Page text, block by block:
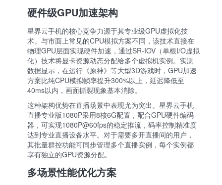
硬件级GPU加速架构
星界云手机的核心竞争力源于其专业级GPU虚拟化技
术。与市面上常见的CPU模拟方案不同，该技术直接在
物理GPU层面实现硬件加速，通过SR-IOV（单根I/O虚拟
化）技术将显卡资源动态分配给多个虚拟机实例。实测
数据显示，在运行《原神》等大型3D游戏时，GPU加速
方案比纯CPU模拟帧率提升300%以上，延迟降低至
40ms以内，画面撕裂现象基本消除。
这种架构优势在直播场景中表现尤为突出。星界云手机
直播专业版1080P采用8核6G配置，配合GPU硬件编码
器，可实现1080P@60fps的稳定推流，码率控制精准度
达到专业直播设备水平。对于需要多开直播间的用户，
其批量群控功能可同步管理多个直播实例，每个实例都
享有独立的GPU资源分配。
多场景性能优化方案